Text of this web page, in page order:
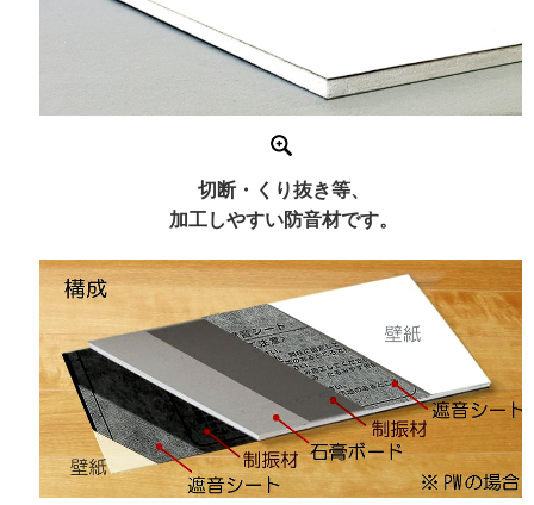
切断・くり抜き等、
加工しやすい防音材です。